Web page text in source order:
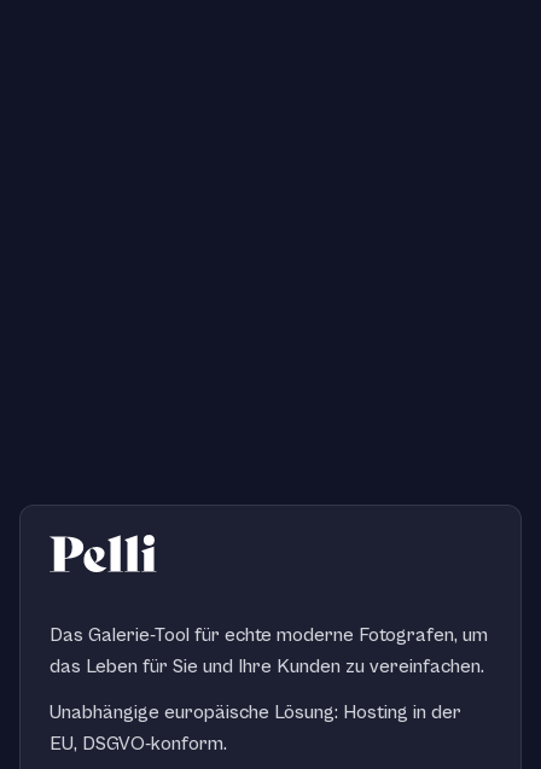
Das Galerie-Tool für echte moderne Fotografen, um
das Leben für Sie und Ihre Kunden zu vereinfachen.
Unabhängige europäische Lösung: Hosting in der
EU, DSGVO-konform.